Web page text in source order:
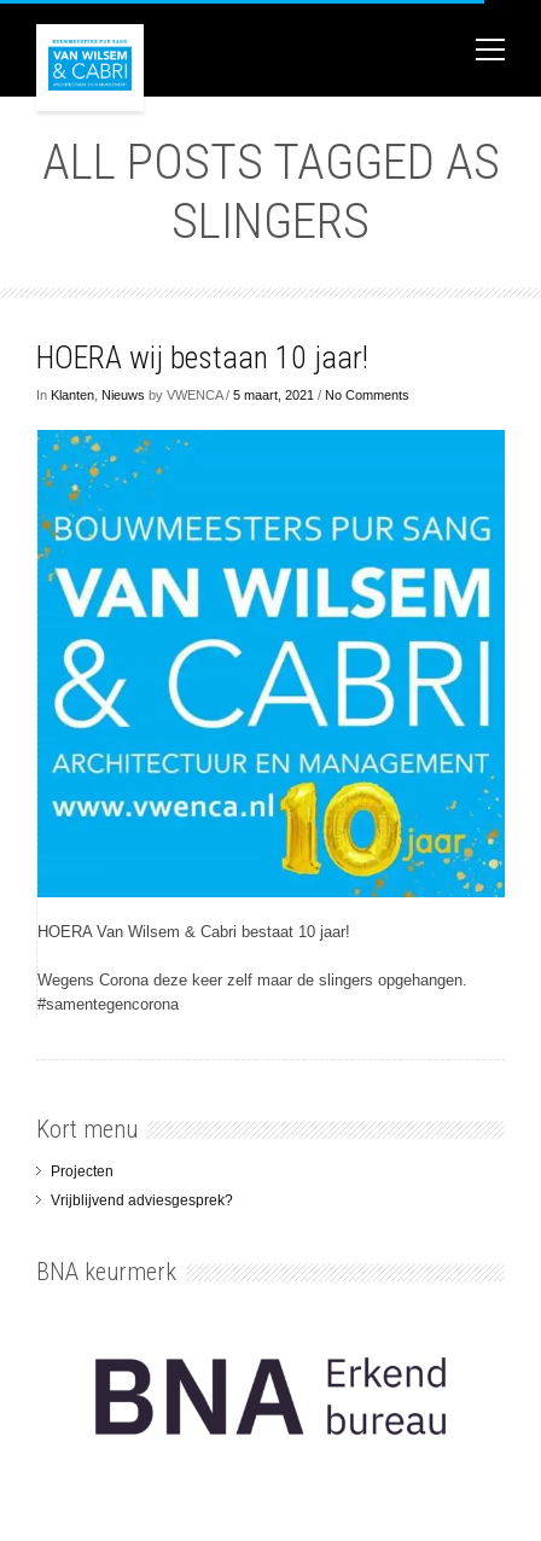
ALL POSTS TAGGED AS
SLINGERS
HOERA wij bestaan 10 jaar!
In Klanten Nieuws by VWENCA / 5 maart, 2021 / No Comments
HOERA Van Wilsem & Cabri bestaat 10 jaar!
Wegens Corona deze keer zelf maar de slingers opgehangen.
#samentegencorona
Kort menu
Projecten
Vrijblijvend adviesgesprek?
BNA keurmerk